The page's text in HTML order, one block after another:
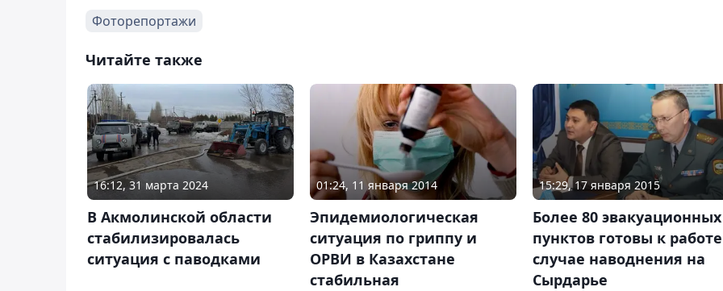
Фоторепортажи
Читайте также
16:12, 31 марта 2024
В Акмолинской области
стабилизировалась
ситуация с паводками
01:24, 11 января 2014
Эпидемиологическая
ситуация по гриппу и
ОРВИ в Казахстане
стабильная
15:29, 17 января 2015
Более 80 эвакуационных
пунктов готовы к
случае наводнения на
Сырдарье